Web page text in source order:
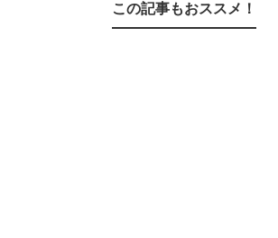
この記事もおススメ！